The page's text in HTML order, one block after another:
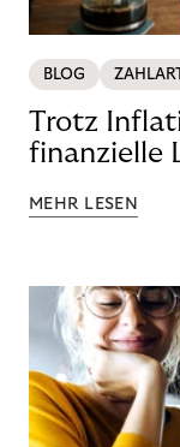
BLOG
Trotz
finanzielle
MEHR LESEN